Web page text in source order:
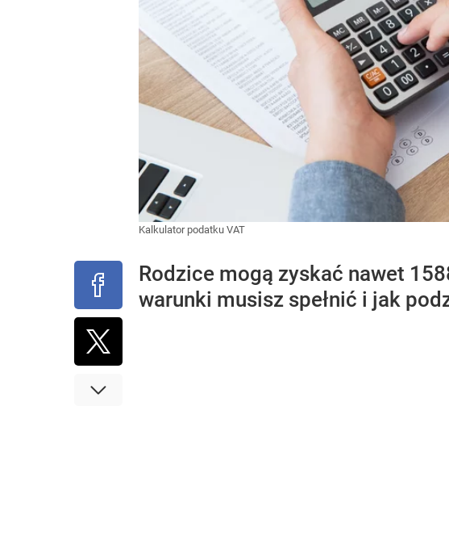
Kalkulator podatku VAT
Rodzice mogą zyskać nawet
warunki musisz spełnić i jak